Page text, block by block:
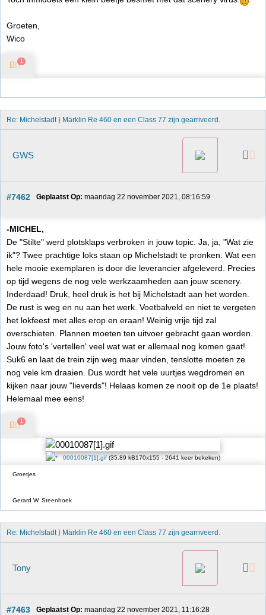
Groeten,
Wico
1
Re: Michelstadt } Märklin Re 460 en een Class 77 zijn gearriveerd.
GWS
#7462 Geplaatst Op: maandag 22 november 2021, 08:16:59
-MICHEL,
De "Stilte" werd plotsklaps verbroken in jouw topic. Ja, ja, "Wat zie
ik"? Twee prachtige loks staan op Michelstadt te pronken. Wat een
hele mooie exemplaren is door die leverancier afgeleverd. Precies
op tijd wegens de nog vele werkzaamheden aan jouw scenery.
Inderdaad! Druk, heel druk is het bij Michelstadt aan het worden.
De rust is weg en nu aan het werk. Voetbalveld en niet te vergeten
het lokfeest met alles erop en eraan! Weinig vrije tijd zal
overschieten. Plannen moeten ten uitvoer gebracht gaan worden.
Jouw foto's 'vertellen' veel wat wat er allemaal nog komen gaat!
Suk6 en laat de trein zijn weg maar vinden, tenslotte moeten ze
nog vele km draaien. Dus wordt het vele uurtjes wegdromen en
kijken naar jouw "lieverds"! Helaas komen ze nooit op de 1e plaats!
Helemaal mee eens!
1
00010087[1].gif (35.89 kB170x155 - 2641 keer bekeken)
Groetjes
Gerard W. Steenhoek
Re: Michelstadt } Märklin Re 460 en een Class 77 zijn gearriveerd.
Tony
#7463 Geplaatst Op: maandag 22 november 2021, 11:16:28